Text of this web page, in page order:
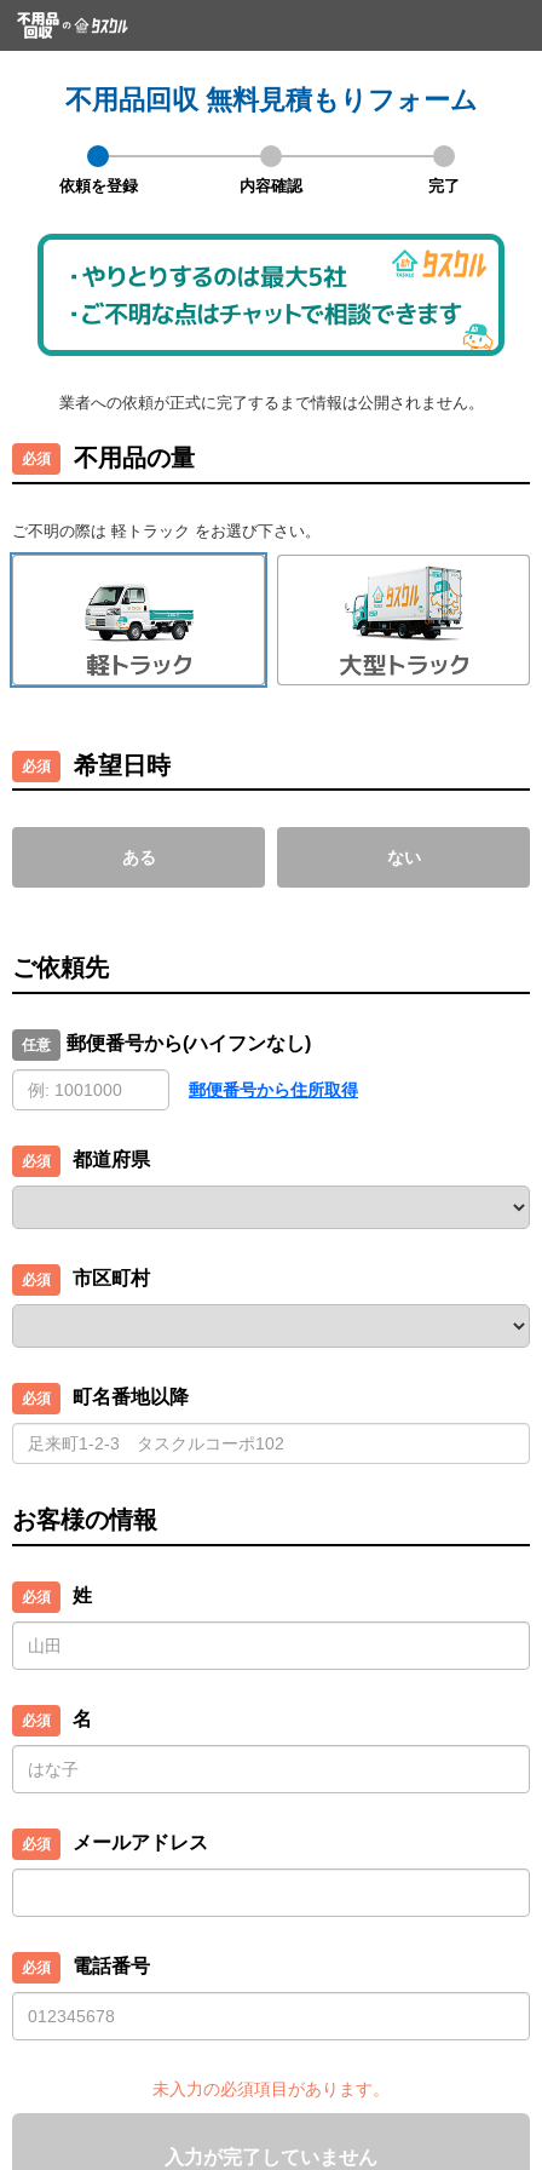
不用品回収 無料見積もりフォーム
依頼を登録 内容確認 完了
業者への依頼が正式に完了するまで情報は公開されません。
不用品の量
ご不明の際は 軽トラック をお選び下さい。
希望日時
ある ない
ご依頼先
郵便番号から(ハイフンなし)
郵便番号から住所取得
都道府県
市区町村
町名番地以降
お客様の情報
姓
名
メールアドレス
電話番号
未入力の必須項目があります。